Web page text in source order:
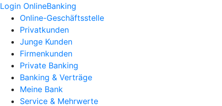
Login OnlineBanking
Online-Geschäftsstelle
Privatkunden
Junge Kunden
Firmenkunden
Private Banking
Banking & Verträge
Meine Bank
Service & Mehrwerte